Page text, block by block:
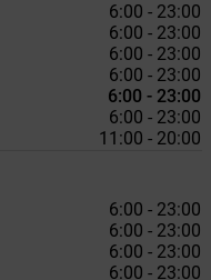
6:00 - 23:00
6:00 - 23:00
6:00 - 23:00
6:00 - 23:00
6:00 - 23:00
6:00 - 23:00
11:00 - 20:00
6:00 - 23:00
6:00 - 23:00
6:00 - 23:00
6:00 - 23:00